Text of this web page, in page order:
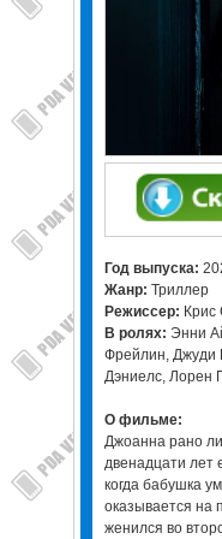
Год выпуска:
Жанр: Триллер
Режиссер: Крис
В ролях: Энни
Фрейлин, Джуди
Дэниелс, Лорен
О фильме:
Джоанна рано
двенадцати лет
когда бабушка
оказывается на
женился во